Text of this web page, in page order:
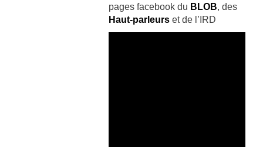
pages facebook du BLOB, des
Haut-parleurs et de l’IRD